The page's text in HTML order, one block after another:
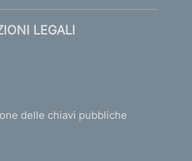
LEGALI
delle chiavi pubbliche